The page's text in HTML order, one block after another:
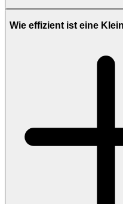
Wie effizient ist eine